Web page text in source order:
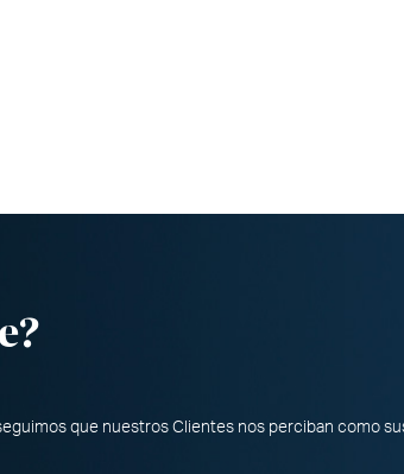
que nuestros Clientes nos perciban como